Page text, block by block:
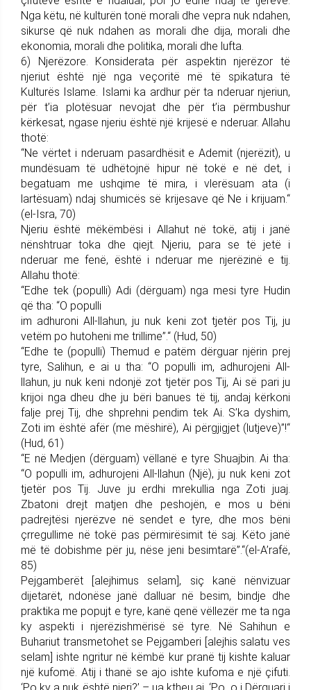
Nga këtu, në kulturën tonë morali dhe vepra nuk ndahen,
sikurse që nuk ndahen as morali dhe dija, morali dhe
ekonomia, morali dhe politika, morali dhe lufta.
6) Njerëzore. Konsiderata për aspektin njerëzor të
njeriut është një nga veçoritë më të spikatura të
Kulturës Islame. Islami ka ardhur për ta nderuar njeriun,
për t’ia plotësuar nevojat dhe për t’ia përmbushur
kërkesat, ngase njeriu është një krijesë e nderuar. Allahu
thotë:
“Ne vërtet i nderuam pasardhësit e Ademit (njerëzit), u
mundësuam të udhëtojnë hipur në tokë e në det, i
begatuam me ushqime të mira, i vlerësuam ata (i
lartësuam) ndaj shumicës së krijesave që Ne i krijuam.“
(el-Isra, 70)
Njeriu është mëkëmbësi i Allahut në tokë, atij i janë
nënshtruar toka dhe qiejt. Njeriu, para se të jetë i
nderuar me fenë, është i nderuar me njerëzinë e tij.
Allahu thotë:
“Edhe tek (populli) Adi (dërguam) nga mesi tyre Hudin
që tha: “O populli
im adhuroni All-llahun, ju nuk keni zot tjetër pos Tij, ju
vetëm po hutoheni me trillime”.“ (Hud, 50)
“Edhe te (populli) Themud e patëm dërguar njërin prej
tyre, Salihun, e ai u tha: “O populli im, adhurojeni All-
llahun, ju nuk keni ndonjë zot tjetër pos Tij, Ai së pari ju
krijoi nga dheu dhe ju bëri banues të tij, andaj kërkoni
falje prej Tij, dhe shprehni pendim tek Ai. S’ka dyshim,
Zoti im është afër (me mëshirë), Ai përgjigjet (lutjeve)”!“
(Hud, 61)
“E në Medjen (dërguam) vëllanë e tyre Shuajbin. Ai tha:
“O populli im, adhurojeni All-llahun (Një), ju nuk keni zot
tjetër pos Tij. Juve ju erdhi mrekullia nga Zoti juaj.
Zbatoni drejt matjen dhe peshojën, e mos u bëni
padrejtësi njerëzve në sendet e tyre, dhe mos bëni
çrregullime në tokë pas përmirësimit të saj. Këto janë
më të dobishme për ju, nëse jeni besimtarë”.“(el-A’rafë,
85)
Pejgamberët [alejhimus selam], siç kanë nënvizuar
dijetarët, ndonëse janë dalluar në besim, bindje dhe
praktika me popujt e tyre, kanë qenë vëllezër me ta nga
ky aspekti i njerëzishmërisë së tyre. Në Sahihun e
Buhariut transmetohet se Pejgamberi [alejhis salatu ves
selam] ishte ngritur në këmbë kur pranë tij kishte kaluar
një kufomë. Atij i thanë se ajo ishte kufoma e një çifuti.
‘Po ky a nuk është njeri?’ – ua ktheu ai. ‘Po, o i Dërguari i